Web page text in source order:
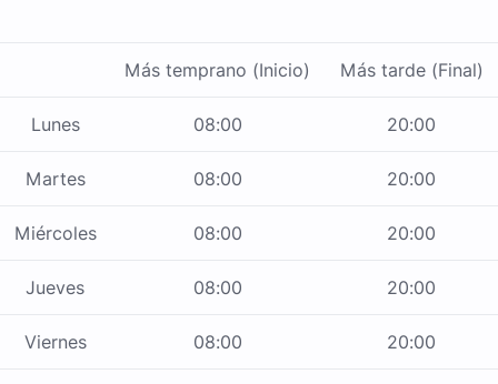
Más temprano (Inicio) Más tarde (Final)
Lunes 08:00 20:00
Martes 08:00 20:00
Miércoles 08:00 20:00
Jueves 08:00 20:00
Viernes 08:00 20:00